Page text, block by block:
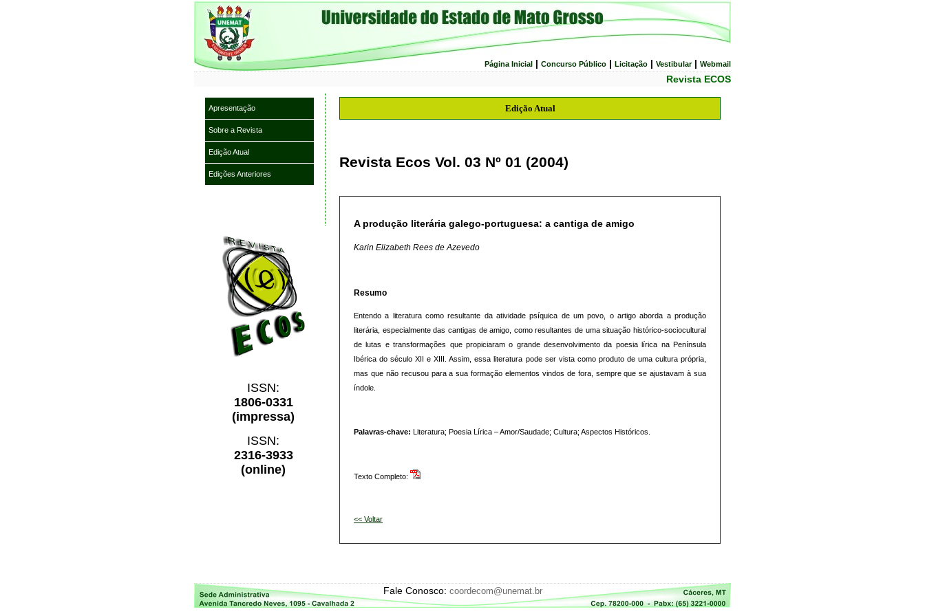
Página Inicial | Concurso Público | Licitação | Vestibular| Webmail
Revista ECOS
Apresentação
Sobre a Revista
Edição Atual
Edições Anteriores
Edição Atual
Revista Ecos Vol. 03 Nº 01 (2004)
A produção literária galego-portuguesa: a cantiga de amigo
Karin Elizabeth Rees de Azevedo
Resumo
Entendo a literatura como resultante da atividade psíquica de um povo, o artigo aborda a produção
literária, especialmente das cantigas de amigo, como resultantes de uma situação histórico-sociocultural
de lutas e transformações que propiciaram o grande desenvolvimento da poesia lírica na Península
Ibérica do século XII e XIII. Assim, essa literatura pode ser vista como produto de uma cultura própria,
mas que não recusou para a sua formação elementos vindos de fora, sempre que se ajustavam à sua
índole.
Palavras-chave: Literatura; Poesia Lírica – Amor/Saudade; Cultura; Aspectos Históricos.
Texto Completo:
<< Voltar
ISSN:
1806-0331
(impressa)
ISSN:
2316-3933
(online)
Fale Conosco: coordecom@unemat.br